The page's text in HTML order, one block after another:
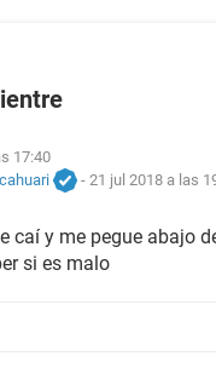
17:40
- 21 jul 2018 a las
caí y me pegue abajo
si es malo